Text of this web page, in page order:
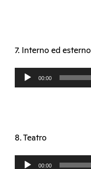
7. Interno ed esterno
Audio
00:00
8. Teatro
Audio
00:00